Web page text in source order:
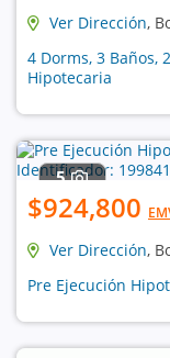
Ver Dirección,
4 Dorms, 3 Baños,
Hipotecaria
5
$924,800
Ver Dirección,
Pre Ejecución